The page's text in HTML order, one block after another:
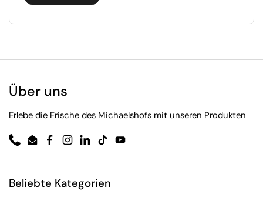
Über uns
Erlebe die Frische des Michaelshofs mit unseren Produkten
PhoneEmailFacebook
Instagram
LinkedIn
TikTokYouTube
Beliebte Kategorien